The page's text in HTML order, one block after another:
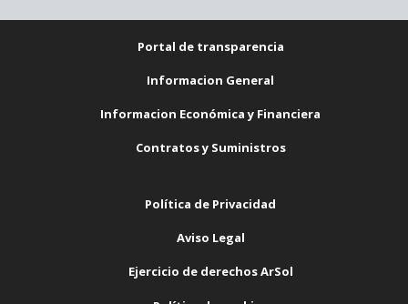
Portal de transparencia
Informacion General
Informacion Económica y Financiera
Contratos y Suministros
Política de Privacidad
Aviso Legal
Ejercicio de derechos ArSol